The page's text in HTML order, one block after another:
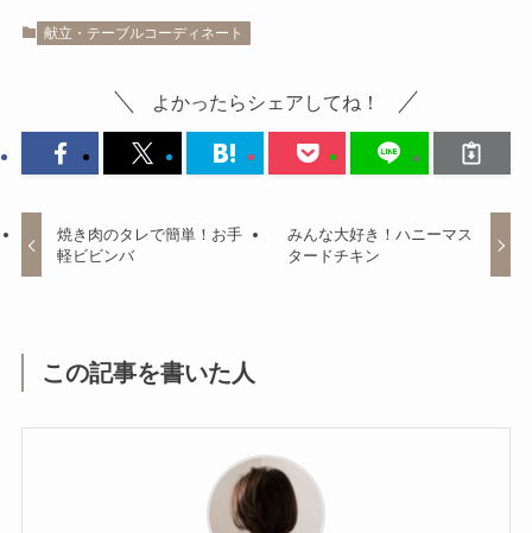
献立・テーブルコーディネート
よかったらシェアしてね！
焼き肉のタレで簡単！お手
軽ビビンバ
みんな大好き！ハニーマス
タードチキン
この記事を書いた人